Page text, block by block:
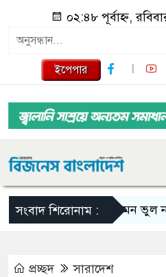
০২:৪৮ পূর্বাহ্ন,
ইপেপার
সংবাদ শিরোনাম :এমন ভুল না
প্রচ্ছদ সারাদেশ